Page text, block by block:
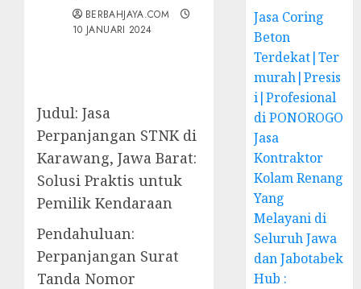
BERBAHJAYA.COM
10 JANUARI 2024
Judul: Jasa
Perpanjangan STNK di
Karawang, Jawa Barat:
Solusi Praktis untuk
Pemilik Kendaraan
Pendahuluan:
Perpanjangan Surat
Tanda Nomor
Jasa Coring
Beton
Terdekat|Ter
murah|Presis
i|Profesional
di PONOROGO
Jasa
Kontraktor
Kolam Renang
Yang
Melayani di
Seluruh Jawa
dan Jabotabek
Hub :